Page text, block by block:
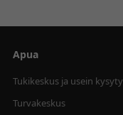
Apua
Tukikeskus ja usein
Turvakeskus